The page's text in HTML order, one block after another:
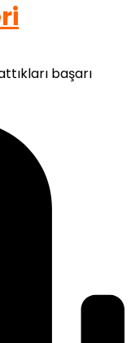
başarı